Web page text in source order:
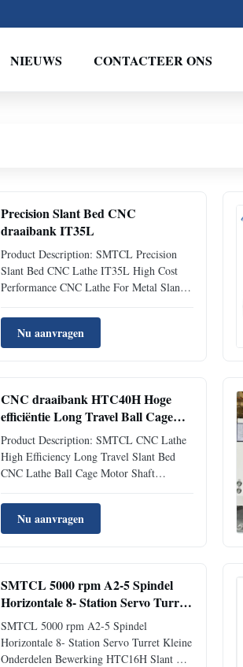
NIEUWS CONTACTEER ONS
Precision Slant Bed CNC
draaibank IT35L
Product Description: SMTCL Precision
Slant Bed CNC Lathe IT35L High Cost
Performance CNC Lathe For Metal Slant
with a inclined design. This design makes
the workpiece more stable during the
turning process, reduces vibration and
Nu aanvragen
CNC draaibank HTC40H Hoge
efficiëntie Long Travel Ball Cage
Motor Shaft Processing SMTCL
Slant Bed CNC draaibank
Product Description: SMTCL CNC Lathe
High Efficiency Long Travel Slant Bed
CNC Lathe Ball Cage Motor Shaft
HTC-H/S CNC lathes are optimized
through professional design and analysis
software. Assembled, verified and
Nu aanvragen
SMTCL 5000 rpm A2-5 Spindel
Horizontale 8- Station Servo Turret
Kleine Onderdelen Bewerking
HTC16H Slant Bed CNC
Draaibank met Bar Feeder
SMTCL 5000 rpm A2-5 Spindel
Horizontale 8- Station Servo Turret Kleine
Onderdelen Bewerking HTC16H Slant Bed